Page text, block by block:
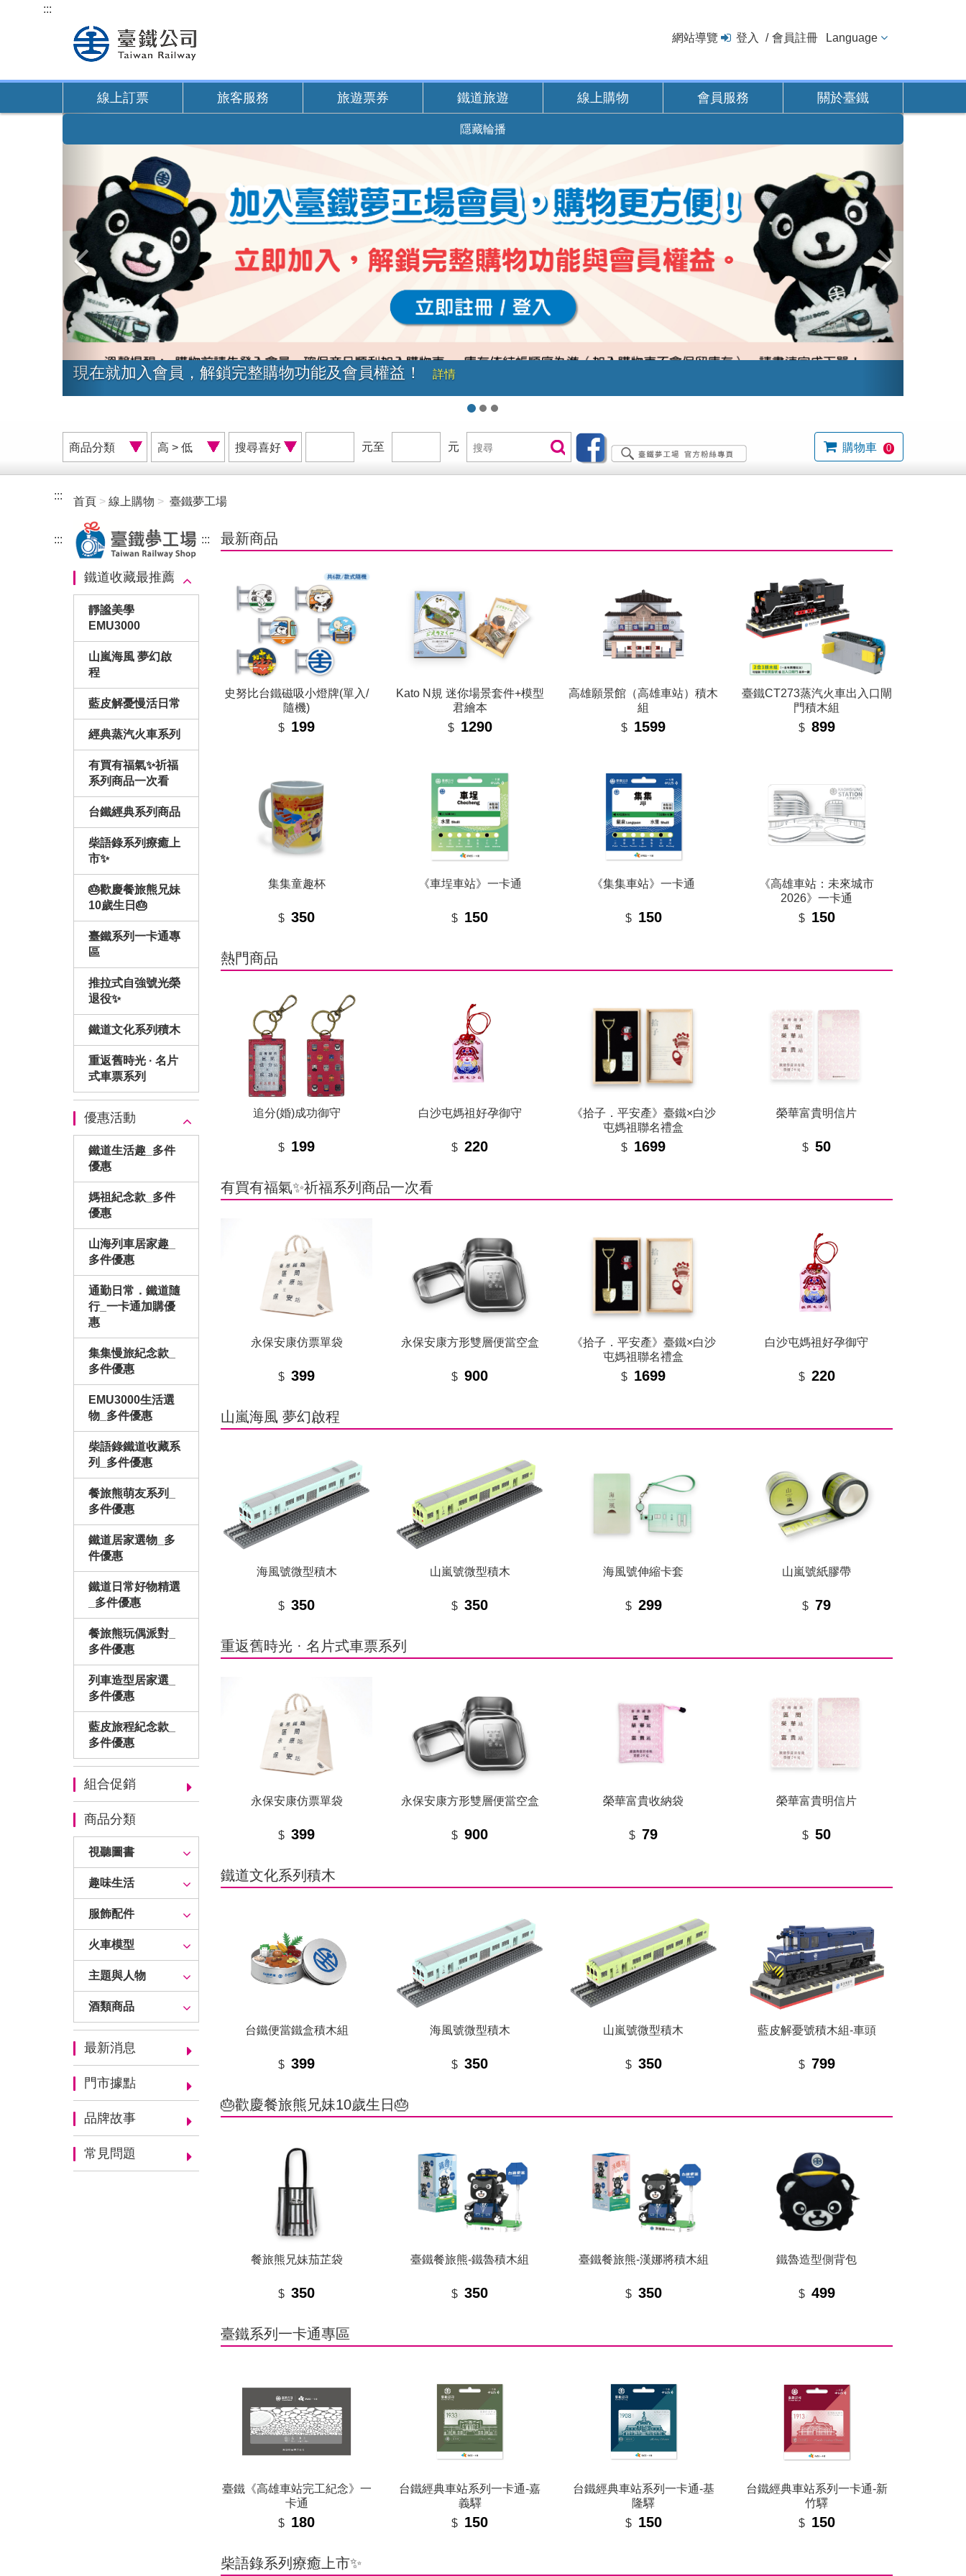
內
:::
網站導覽 登入 會員註冊 Language
線上訂票 旅客服務 旅遊票券 鐵道旅遊 線上購物 會員服務 關於臺鐵
臺鐵夢工場網路商店會員福利再升級！現在就加入臺鐵會員享福利
一
片
一
片
商
品
分
價
格
排
搜
尋
喜
位
元至
位
元
搜
尋
搜尋 購物車 0
::: 首頁 線上購物 臺鐵夢工場
:::
鐵道收藏最推薦
靜謐美學
EMU3000
山嵐海風 夢幻啟
程
藍皮解憂慢活日常
經典蒸汽火車系列
有買有福氣✨祈福
系列商品一次看
台鐵經典系列商品
柴語錄系列療癒上
市✨
🎂歡慶餐旅熊兄妹
10歲生日🎂
臺鐵系列一卡通專
區
推拉式自強號光榮
退役✨
鐵道文化系列積木
重返舊時光 · 名片
式車票系列
優惠活動
鐵道生活趣_多件
優惠
媽祖紀念款_多件
優惠
山海列車居家趣_
多件優惠
通勤日常．鐵道隨
行_一卡通加購優
惠
集集慢旅紀念款_
多件優惠
EMU3000生活選
物_多件優惠
柴語錄鐵道收藏系
列_多件優惠
餐旅熊萌友系列_
多件優惠
鐵道居家選物_多
件優惠
鐵道日常好物精選
_多件優惠
餐旅熊玩偶派對_
多件優惠
列車造型居家選_
多件優惠
藍皮旅程紀念款_
多件優惠
組合促銷
商品分類
視聽圖書
趣味生活
服飾配件
火車模型
主題與人物
酒類商品
最新消息
門市據點
品牌故事
常見問題
::: 最新商品
史努比台鐵磁吸小燈牌(單入/
隨機)
$ 199
Kato N規 迷你場景套件+模型
君繪本
$ 1290
高雄願景館（高雄車站）積木
組
$ 1599
臺鐵CT273蒸汽火車出入口閘
門積木組
$ 899
集集童趣杯
$ 350
《車埕車站》一卡通
$ 150
《集集車站》一卡通
$ 150
《高雄車站：未來城市
2026》一卡通
$ 150
熱門商品
追分(婚)成功御守
$ 199
白沙屯媽祖好孕御守
$ 220
《拾子．平安產》臺鐵×白沙
屯媽祖聯名禮盒
$ 1699
榮華富貴明信片
$ 50
有買有福氣✨祈福系列商品一次看
永保安康仿票單袋
$ 399
永保安康方形雙層便當空盒
$ 900
《拾子．平安產》臺鐵×白沙
屯媽祖聯名禮盒
$ 1699
白沙屯媽祖好孕御守
$ 220
山嵐海風 夢幻啟程
海風號微型積木
$ 350
山嵐號微型積木
$ 350
海風號伸縮卡套
$ 299
山嵐號紙膠帶
$ 79
重返舊時光 · 名片式車票系列
永保安康仿票單袋
$ 399
永保安康方形雙層便當空盒
$ 900
榮華富貴收納袋
$ 79
榮華富貴明信片
$ 50
鐵道文化系列積木
台鐵便當鐵盒積木組
$ 399
海風號微型積木
$ 350
山嵐號微型積木
$ 350
藍皮解憂號積木組-車頭
$ 799
🎂歡慶餐旅熊兄妹10歲生日🎂
餐旅熊兄妹茄芷袋
$ 350
臺鐵餐旅熊-鐵魯積木組
$ 350
臺鐵餐旅熊-漢娜將積木組
$ 350
鐵魯造型側背包
$ 499
臺鐵系列一卡通專區
臺鐵《高雄車站完工紀念》一
卡通
$ 180
台鐵經典車站系列一卡通-嘉
義驛
$ 150
台鐵經典車站系列一卡通-基
隆驛
$ 150
台鐵經典車站系列一卡通-新
竹驛
$ 150
柴語錄系列療癒上市✨